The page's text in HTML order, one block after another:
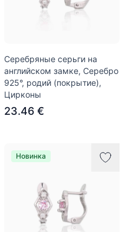
Серебряные серьги на
английском замке, Серебро
925°, родий (покрытие),
Цирконы
23.46 €
Новинка